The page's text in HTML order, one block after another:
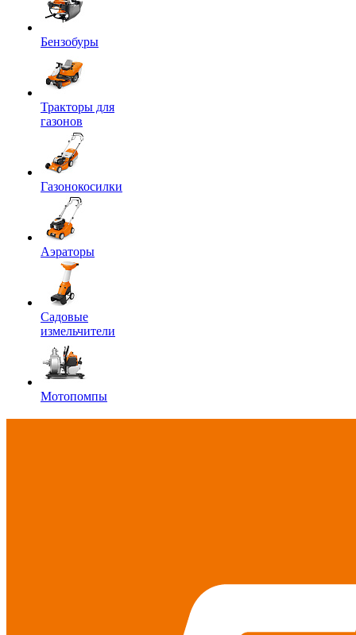
Бензобуры
Тракторы для
газонов
Газонокосилки
Аэраторы
Садовые
измельчители
Мотопомпы